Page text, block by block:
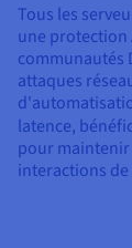
Tous les
une protection
communautés
attaques
latence,
pour maintenir
interactions